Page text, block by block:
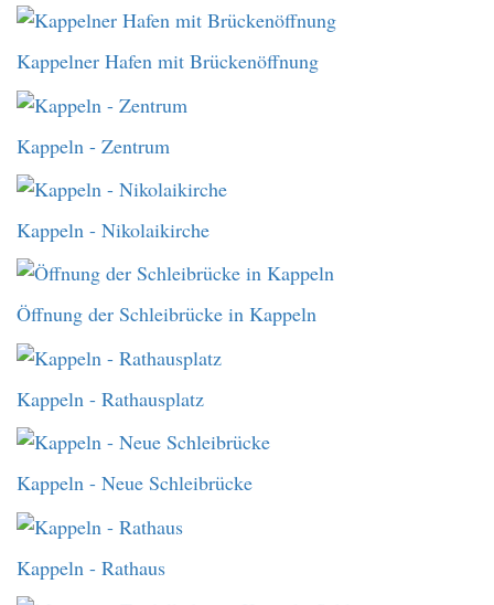
Kappelner Hafen mit Brückenöffnung
Kappeln - Zentrum
Kappeln - Nikolaikirche
Öffnung der Schleibrücke in Kappeln
Kappeln - Rathausplatz
Kappeln - Neue Schleibrücke
Kappeln - Rathaus